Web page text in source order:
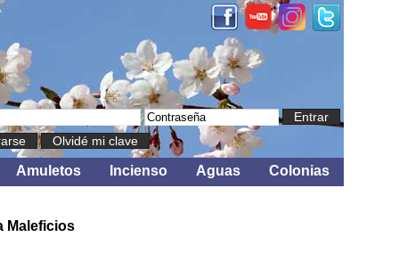
Entrar
Olvidé mi clave
Amuletos Incienso Aguas Colonias
Maleficios